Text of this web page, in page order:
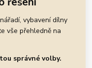
vybavení dílny
vše přehledně na
správné volby.